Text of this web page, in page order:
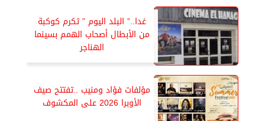
غدا..” البلد اليوم ” تكرم كوكبة
من الأبطال أصحاب الهمم بسينما
الهناجر
مؤلفات فؤاد ومنيب ..تفتتح صيف
الأوبرا 2026 على المكشوف